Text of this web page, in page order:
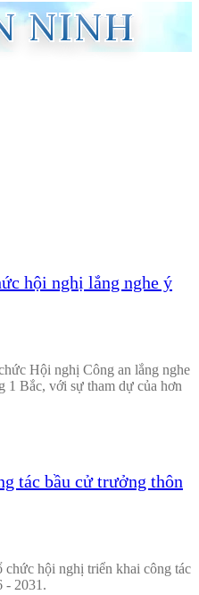
NINH
hội nghị lắng nghe ý
Hội nghị Công an lắng nghe
1 Bắc, với sự tham dự của hơn
tác bầu cử trưởng thôn
hội nghị triển khai công tác
- 2031.